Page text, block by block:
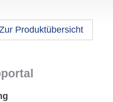
Produktübersicht